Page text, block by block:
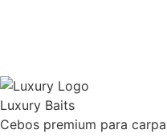
Luxury Baits
Cebos premium para